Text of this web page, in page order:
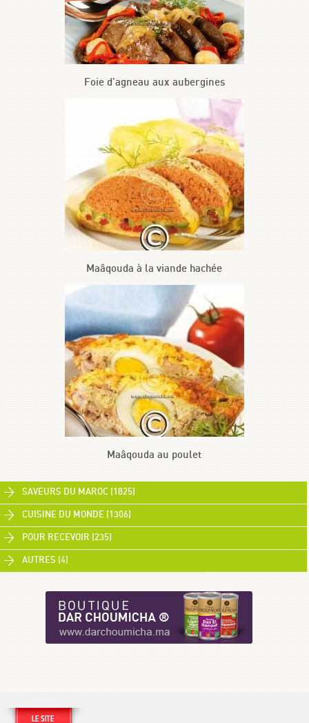
Foie d’agneau aux aubergines
Maâqouda à la viande hachée
Maâqouda au poulet
SAVEURS DU MAROC (1825)
CUISINE DU MONDE (1306)
POUR RECEVOIR (235)
AUTRES (4)